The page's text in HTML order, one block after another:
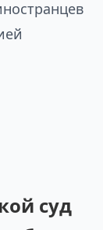
суд